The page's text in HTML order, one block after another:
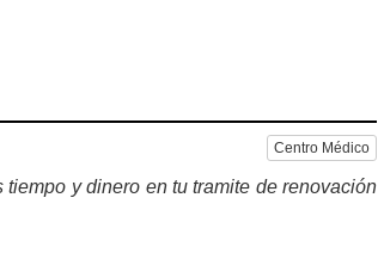
Centro Médico
y dinero en tu tramite de renovación